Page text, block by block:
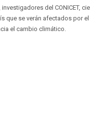
del CONICET,
que se verán afectados por
el cambio climático.